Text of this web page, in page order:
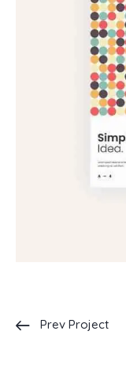
Prev Project